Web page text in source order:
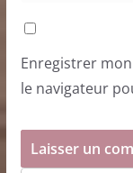
Enregistrer
le navigateur